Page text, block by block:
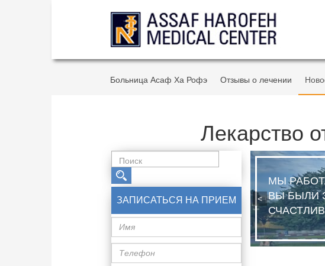
Больница Асаф Ха Рофэ Отзывы о лечении
Лекарство
ЗАПИСАТЬСЯ НА ПРИЕМ
Имя
Телефон
МЫ
ВЫ БЫЛИ
<